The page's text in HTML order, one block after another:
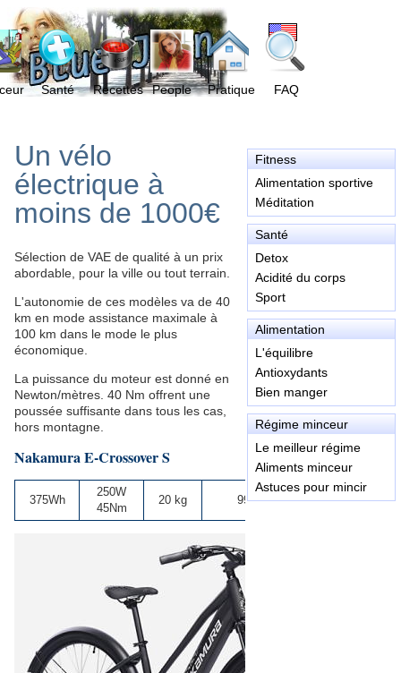
Santé Recettes People Pratique FAQ
Fitness
Alimentation sportive
Méditation
Santé
Detox
Acidité du corps
Sport
Alimentation
L'équilibre
Antioxydants
Bien manger
Régime minceur
Le meilleur régime
Aliments minceur
Astuces pour mincir
Un vélo
électrique à
moins de 1000€
Sélection de VAE de qualité à un prix
abordable, pour la ville ou tout terrain.
L'autonomie de ces modèles va de 40
km en mode assistance maximale à
100 km dans le mode le plus
économique.
La puissance du moteur est donné en
Newton/mètres. 40 Nm offrent une
poussée suffisante dans tous les cas,
hors montagne.
Nakamura E-Crossover S
375Wh
250W
45Nm
20 kg 999 €